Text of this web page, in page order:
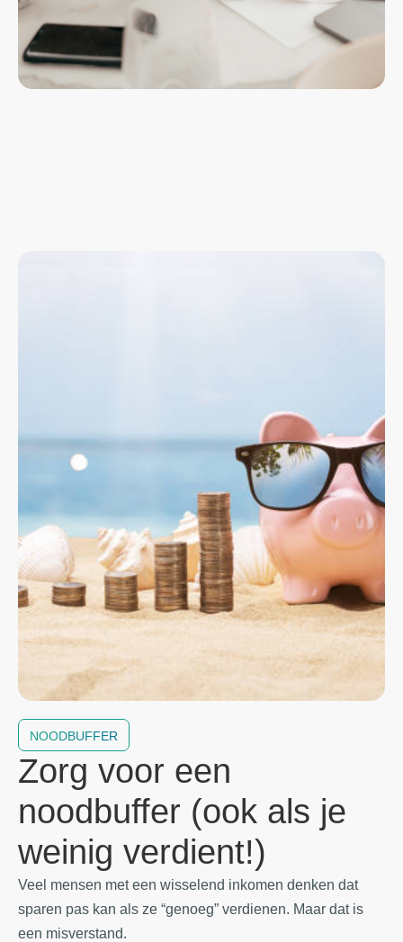
NOODBUFFER
Zorg voor een
noodbuffer (ook als je
weinig verdient!)
Veel mensen met een wisselend inkomen denken dat
sparen pas kan als ze “genoeg” verdienen. Maar dat is
een misverstand.